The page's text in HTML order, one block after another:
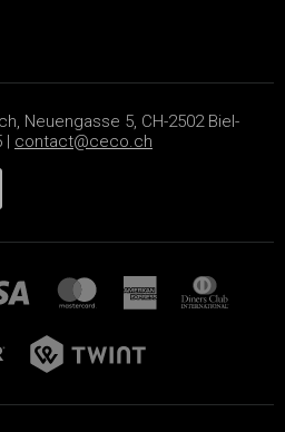
Neuengasse 5, CH-2502 Biel-
contact@ceco.ch